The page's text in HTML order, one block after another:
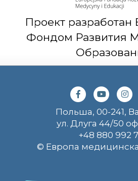
Проект разработан
Фондом Развития
Польша, 00-241,
ул. Длуга 44/50 оф.
+48 880 992
© Европа